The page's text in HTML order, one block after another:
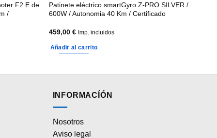
F2 E de
/
Patinete eléctrico smartGyro Z-PRO SILVER /
600W / Autonomia 40 Km / Certificado
459,00 € Imp. incluidos
Añadir al carrito
INFORMACÍÓN
Nosotros
Aviso legal